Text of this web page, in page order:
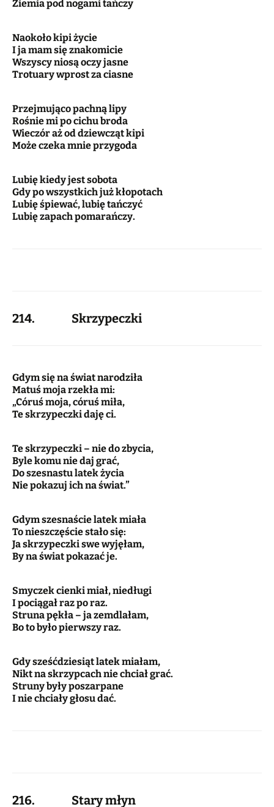
Ziemia pod nogami tańczy
Naokoło kipi życie
I ja mam się znakomicie
Wszyscy niosą oczy jasne
Trotuary wprost za ciasne
Przejmująco pachną lipy
Rośnie mi po cichu broda
Wieczór aż od dziewcząt kipi
Może czeka mnie przygoda
Lubię kiedy jest sobota
Gdy po wszystkich już kłopotach
Lubię śpiewać, lubię tańczyć
Lubię zapach pomarańczy.
214. Skrzypeczki
Gdym się na świat narodziła
Matuś moja rzekła mi:
„Córuś moja, córuś miła,
Te skrzypeczki daję ci.
Te skrzypeczki – nie do zbycia,
Byle komu nie daj grać,
Do szesnastu latek życia
Nie pokazuj ich na świat.”
Gdym szesnaście latek miała
To nieszczęście stało się:
Ja skrzypeczki swe wyjęłam,
By na świat pokazać je.
Smyczek cienki miał, niedługi
I pociągał raz po raz.
Struna pękła – ja zemdlałam,
Bo to było pierwszy raz.
Gdy sześćdziesiąt latek miałam,
Nikt na skrzypcach nie chciał grać.
Struny były poszarpane
I nie chciały głosu dać.
216. Stary młyn